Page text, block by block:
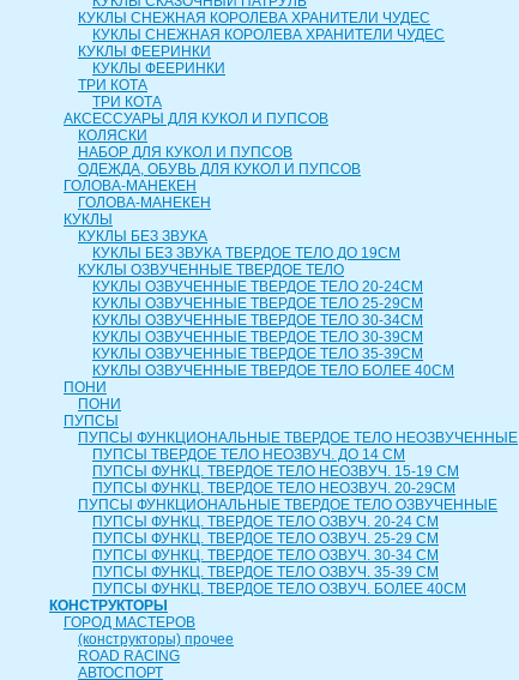
КУКЛЫ СНЕЖНАЯ КОРОЛЕВА ХРАНИТЕЛИ ЧУДЕС
КУКЛЫ СНЕЖНАЯ КОРОЛЕВА ХРАНИТЕЛИ ЧУДЕС
КУКЛЫ ФЕЕРИНКИ
КУКЛЫ ФЕЕРИНКИ
ТРИ КОТА
ТРИ КОТА
АКСЕССУАРЫ ДЛЯ КУКОЛ И ПУПСОВ
КОЛЯСКИ
НАБОР ДЛЯ КУКОЛ И ПУПСОВ
ОДЕЖДА, ОБУВЬ ДЛЯ КУКОЛ И ПУПСОВ
ГОЛОВА-МАНЕКЕН
ГОЛОВА-МАНЕКЕН
КУКЛЫ
КУКЛЫ БЕЗ ЗВУКА
КУКЛЫ БЕЗ ЗВУКА ТВЕРДОЕ ТЕЛО ДО 19СМ
КУКЛЫ ОЗВУЧЕННЫЕ ТВЕРДОЕ ТЕЛО
КУКЛЫ ОЗВУЧЕННЫЕ ТВЕРДОЕ ТЕЛО 20-24СМ
КУКЛЫ ОЗВУЧЕННЫЕ ТВЕРДОЕ ТЕЛО 25-29СМ
КУКЛЫ ОЗВУЧЕННЫЕ ТВЕРДОЕ ТЕЛО 30-34СМ
КУКЛЫ ОЗВУЧЕННЫЕ ТВЕРДОЕ ТЕЛО 30-39СМ
КУКЛЫ ОЗВУЧЕННЫЕ ТВЕРДОЕ ТЕЛО 35-39СМ
КУКЛЫ ОЗВУЧЕННЫЕ ТВЕРДОЕ ТЕЛО БОЛЕЕ 40СМ
ПОНИ
ПОНИ
ПУПСЫ
ПУПСЫ ФУНКЦИОНАЛЬНЫЕ ТВЕРДОЕ ТЕЛО НЕОЗВУЧЕННЫЕ
ПУПСЫ ТВЕРДОЕ ТЕЛО НЕОЗВУЧ. ДО 14 СМ
ПУПСЫ ФУНКЦ. ТВЕРДОЕ ТЕЛО НЕОЗВУЧ. 15-19 СМ
ПУПСЫ ФУНКЦ. ТВЕРДОЕ ТЕЛО НЕОЗВУЧ. 20-29СМ
ПУПСЫ ФУНКЦИОНАЛЬНЫЕ ТВЕРДОЕ ТЕЛО ОЗВУЧЕННЫЕ
ПУПСЫ ФУНКЦ. ТВЕРДОЕ ТЕЛО ОЗВУЧ. 20-24 СМ
ПУПСЫ ФУНКЦ. ТВЕРДОЕ ТЕЛО ОЗВУЧ. 25-29 СМ
ПУПСЫ ФУНКЦ. ТВЕРДОЕ ТЕЛО ОЗВУЧ. 30-34 СМ
ПУПСЫ ФУНКЦ. ТВЕРДОЕ ТЕЛО ОЗВУЧ. 35-39 СМ
ПУПСЫ ФУНКЦ. ТВЕРДОЕ ТЕЛО ОЗВУЧ. БОЛЕЕ 40СМ
КОНСТРУКТОРЫ
ГОРОД МАСТЕРОВ
(конструкторы) прочее
ROAD RACING
АВТОСПОРТ